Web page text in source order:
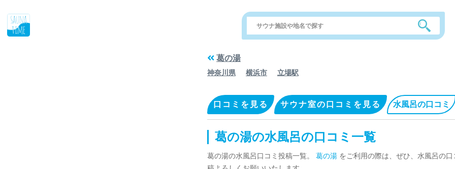
葛の湯
神奈川県 横浜市 立場駅
口コミを見る サウナ室の口コミを見る 水風呂の口コミ
葛の湯の水風呂の口コミ一覧
葛の湯の水風呂口コミ投稿一覧。 葛の湯 をご利用の際は、ぜひ、水風呂の口